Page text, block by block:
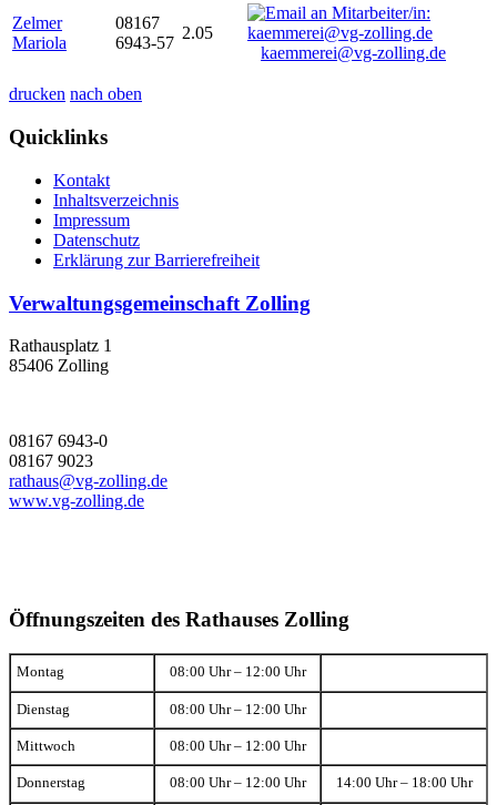
Zelmer
Mariola
08167
6943-57
2.05
kaemmerei@vg-zolling.de
drucken nach oben
Quicklinks
Kontakt
Inhaltsverzeichnis
Impressum
Datenschutz
Erklärung zur Barrierefreiheit
Verwaltungsgemeinschaft Zolling
Rathausplatz 1
85406 Zolling
08167 6943-0
08167 9023
rathaus@vg-zolling.de
www.vg-zolling.de
Öffnungszeiten des Rathauses Zolling
Montag 08:00 Uhr – 12:00 Uhr
Dienstag 08:00 Uhr – 12:00 Uhr
Mittwoch 08:00 Uhr – 12:00 Uhr
Donnerstag 08:00 Uhr – 12:00 Uhr 14:00 Uhr – 18:00 Uhr